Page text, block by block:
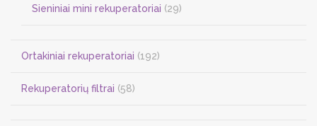
Sieniniai mini rekuperatoriai (29)
Ortakiniai rekuperatoriai (192)
Rekuperatorių filtrai (58)